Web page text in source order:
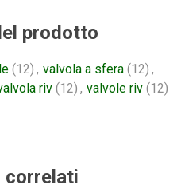
prodotto
(12) , valvola a sfera (12) ,
riv (12) , valvole riv (12)
correlati